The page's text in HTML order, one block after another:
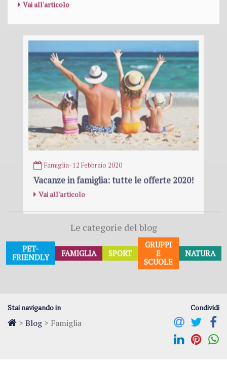
Famiglia- 12 Febbraio 2020
Vacanze in famiglia: tutte le offerte 2020!
Vai all'articolo
Le categorie del blog
PET-
FRIENDLY
FAMIGLIA SPORT
GRUPPI
E
SCUOLE
NATURA
Stai navigando in
> Blog> Famiglia
Condividi